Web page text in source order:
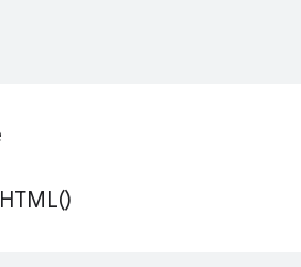
)